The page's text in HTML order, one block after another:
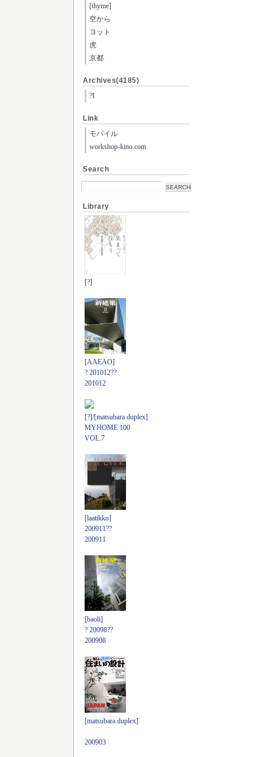
[thyme]
空から
ヨット
虎
京都
Archives(4185)
?I
Link
モバイル
workshop-kino.com
Search
Library
[?]
[AAEAO]
? 201012??
201012
[?]/[matsubara duplex]
MYHOME 100
VOL.7
[laatikko]
200911??
200911
[baoli]
? 20098??
200908
[matsubara duplex]
200903